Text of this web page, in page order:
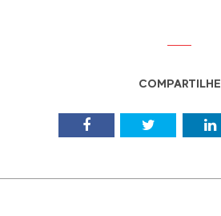
COMPARTILHE